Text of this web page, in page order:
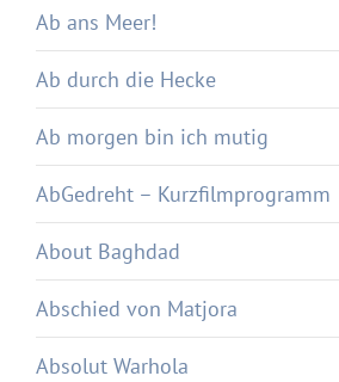
Ab ans Meer!
Ab durch die Hecke
Ab morgen bin ich mutig
AbGedreht – Kurzfilmprogramm
About Baghdad
Abschied von Matjora
Absolut Warhola